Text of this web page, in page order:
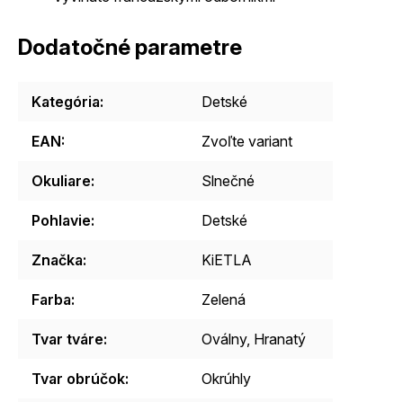
Dodatočné parametre
Kategória: Detské
EAN: Zvoľte variant
Okuliare: Slnečné
Pohlavie: Detské
Značka: KiETLA
Farba: Zelená
Tvar tváre: Oválny, Hranatý
Tvar obrúčok: Okrúhly